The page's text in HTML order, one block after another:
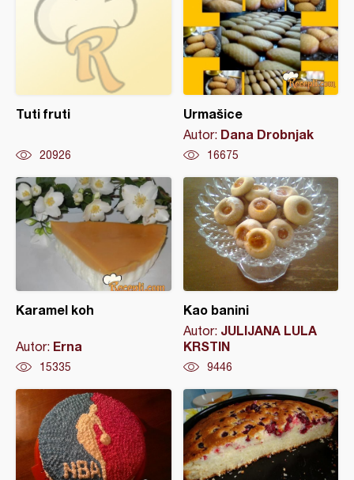
Tuti fruti
20926
Urmašice
Autor: Dana Drobnjak
16675
Karamel koh
Autor: Erna
15335
Kao banini
Autor: JULIJANA LULA
KRSTIN
9446